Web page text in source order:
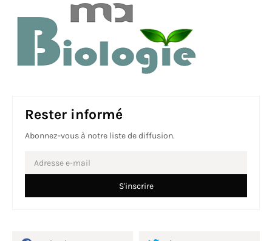
Rester informé
Abonnez-vous à notre liste de diffusion.